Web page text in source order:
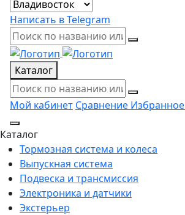
Написать в Telegram
Каталог
Мой кабинет Сравнение Избранное
Каталог
Тормозная система и колеса
Выпускная система
Подвеска и трансмиссия
Электроника и датчики
Экстерьер